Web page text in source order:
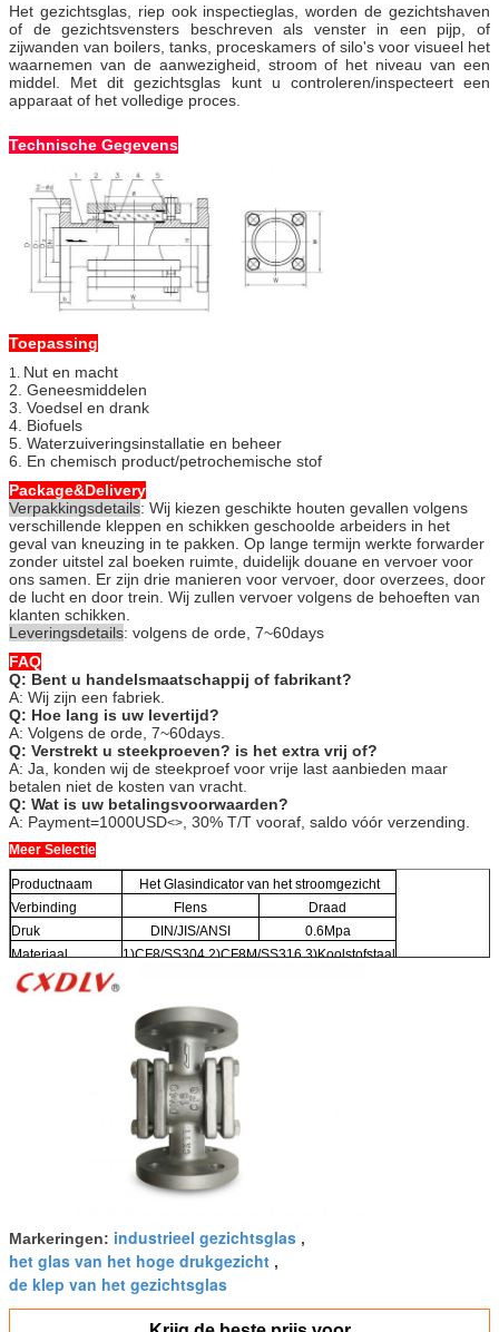
Het gezichtsglas, riep ook inspectieglas, worden de gezichtshaven
of de gezichtsvensters beschreven als venster in een pijp, of
zijwanden van boilers, tanks, proceskamers of silo's voor visueel het
waarnemen van de aanwezigheid, stroom of het niveau van een
middel. Met dit gezichtsglas kunt u controleren/inspecteert een
apparaat of het volledige proces.
Technische Gegevens
Toepassing
1. Nut en macht
2. Geneesmiddelen
3. Voedsel en drank
4. Biofuels
5. Waterzuiveringsinstallatie en beheer
6. En chemisch product/petrochemische stof
Package&Delivery
Verpakkingsdetails: Wij kiezen geschikte houten gevallen volgens
verschillende kleppen en schikken geschoolde arbeiders in het
geval van kneuzing in te pakken. Op lange termijn werkte forwarder
zonder uitstel zal boeken ruimte, duidelijk douane en vervoer voor
ons samen. Er zijn drie manieren voor vervoer, door overzees, door
de lucht en door trein. Wij zullen vervoer volgens de behoeften van
klanten schikken.
Leveringsdetails: volgens de orde, 7~60days
FAQ
Q: Bent u handelsmaatschappij of fabrikant?
A: Wij zijn een fabriek.
Q: Hoe lang is uw levertijd?
A: Volgens de orde, 7~60days.
Q: Verstrekt u steekproeven? is het extra vrij of?
A: Ja, konden wij de steekproef voor vrije last aanbieden maar
betalen niet de kosten van vracht.
Q: Wat is uw betalingsvoorwaarden?
A: Payment=1000USD<>, 30% T/T vooraf, saldo vóór verzending.
Meer Selectie
Productnaam
Het Glasindicator van het stroomgezicht
Verbinding
Flens
Draad
Druk
DIN/JIS/ANSI
0.6Mpa
Materiaal
1)CF8/SS304 2)CF8M/SS316 3)Koolstofstaal
Markeringen: industrieel gezichtsglas ,
het glas van het hoge drukgezicht ,
de klep van het gezichtsglas